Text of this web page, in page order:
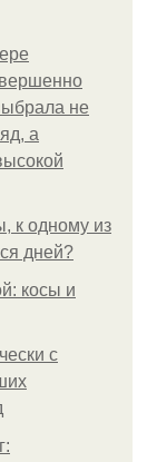
не
а
к одному из
дней?
косы и
с